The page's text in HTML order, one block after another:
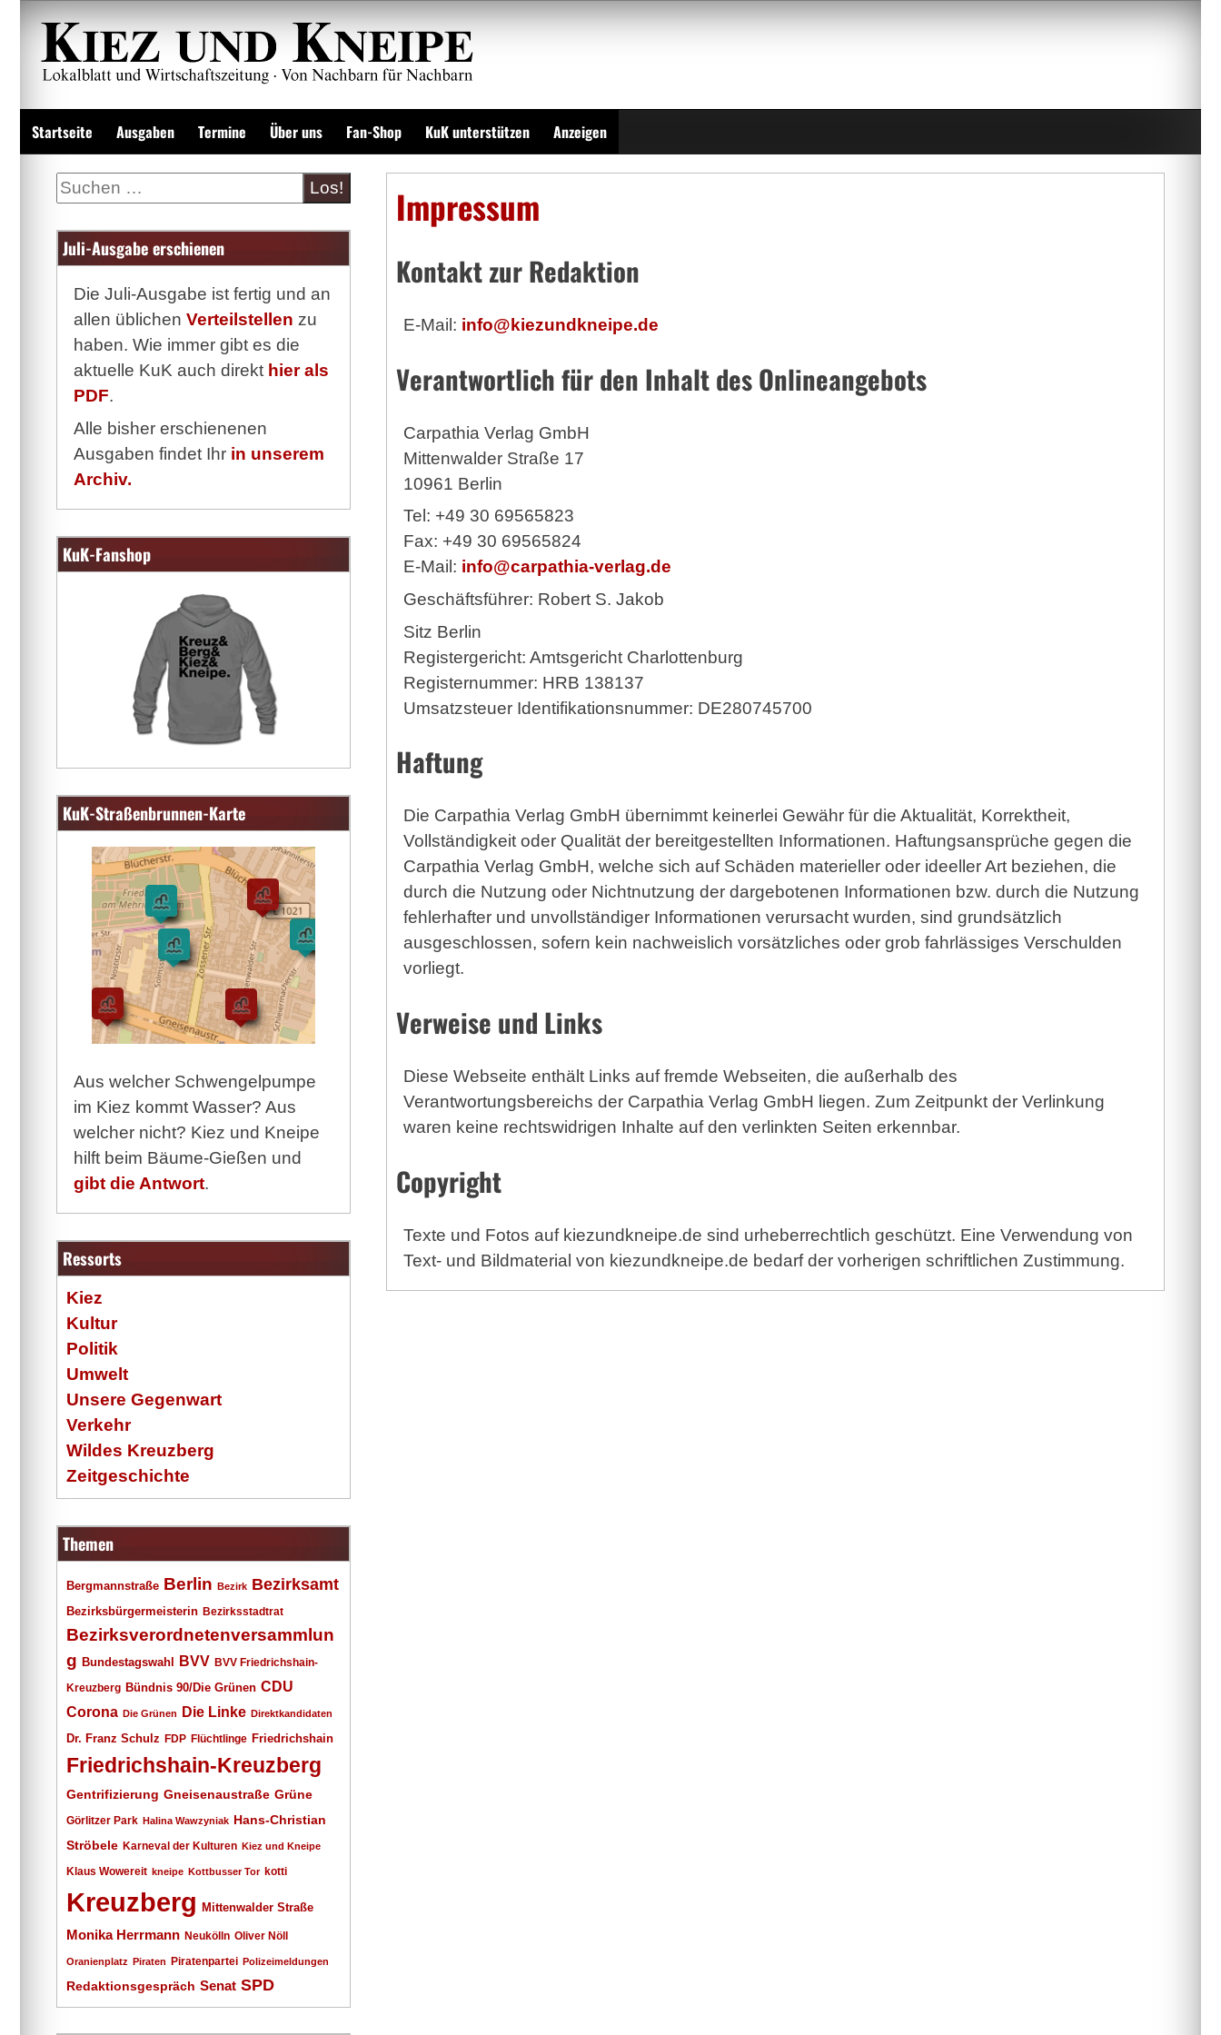
Zum
Inhalt
springen
Startseite Ausgaben Termine Über uns Fan-Shop KuK unterstützen Anzeigen
Impressum
Kontakt zur Redaktion
E-Mail: info@kiezundkneipe.de
Verantwortlich für den Inhalt des Onlineangebots
Carpathia Verlag GmbH
Mittenwalder Straße 17
10961 Berlin
Tel: +49 30 69565823
Fax: +49 30 69565824
E-Mail: info@carpathia-verlag.de
Geschäftsführer: Robert S. Jakob
Sitz Berlin
Registergericht: Amtsgericht Charlottenburg
Registernummer: HRB 138137
Umsatzsteuer Identifikationsnummer: DE280745700
Haftung
Die Carpathia Verlag GmbH übernimmt keinerlei Gewähr für die Aktualität, Korrektheit,
Vollständigkeit oder Qualität der bereitgestellten Informationen. Haftungsansprüche gegen die
Carpathia Verlag GmbH, welche sich auf Schäden materieller oder ideeller Art beziehen, die
durch die Nutzung oder Nichtnutzung der dargebotenen Informationen bzw. durch die Nutzung
fehlerhafter und unvollständiger Informationen verursacht wurden, sind grundsätzlich
ausgeschlossen, sofern kein nachweislich vorsätzliches oder grob fahrlässiges Verschulden
vorliegt.
Verweise und Links
Diese Webseite enthält Links auf fremde Webseiten, die außerhalb des
Verantwortungsbereichs der Carpathia Verlag GmbH liegen. Zum Zeitpunkt der Verlinkung
waren keine rechtswidrigen Inhalte auf den verlinkten Seiten erkennbar.
Copyright
Texte und Fotos auf kiezundkneipe.de sind urheberrechtlich geschützt. Eine Verwendung von
Text- und Bildmaterial von kiezundkneipe.de bedarf der vorherigen schriftlichen Zustimmung.
Suche
Juli-Ausgabe erschienen
Die Juli-Ausgabe ist fertig und an
allen üblichen Verteilstellen zu
haben. Wie immer gibt es die
aktuelle KuK auch direkt hier als
PDF.
Alle bisher erschienenen
Ausgaben findet Ihr in unserem
Archiv.
KuK-Fanshop
KuK-Straßenbrunnen-Karte
Aus welcher Schwengelpumpe
im Kiez kommt Wasser? Aus
welcher nicht? Kiez und Kneipe
hilft beim Bäume-Gießen und
gibt die Antwort.
Ressorts
Kiez
Kultur
Politik
Umwelt
Unsere Gegenwart
Verkehr
Wildes Kreuzberg
Zeitgeschichte
Themen
Bergmannstraße Berlin Bezirk Bezirksamt
Bezirksbürgermeisterin Bezirksstadtrat
Bezirksverordnetenversammlun
g Bundestagswahl BVV BVV Friedrichshain-
Kreuzberg Bündnis 90/Die Grünen CDU
Corona Die Grünen Die Linke Direktkandidaten
Dr. Franz Schulz FDP Flüchtlinge Friedrichshain
Friedrichshain-Kreuzberg
Gentrifizierung Gneisenaustraße Grüne
Görlitzer Park Halina Wawzyniak Hans-Christian
Ströbele Karneval der Kulturen Kiez und Kneipe
Klaus Wowereit kneipe Kottbusser Tor kotti
Kreuzberg Mittenwalder Straße
Monika Herrmann Neukölln Oliver Nöll
Oranienplatz Piraten Piratenpartei Polizeimeldungen
Redaktionsgespräch Senat SPD